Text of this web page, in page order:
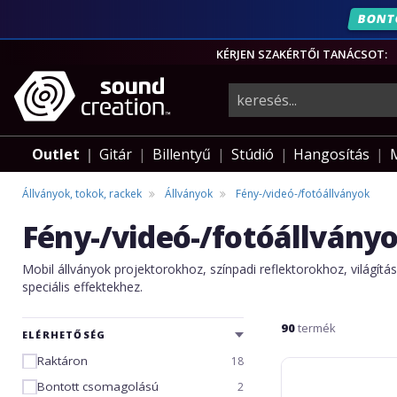
KÉRJEN SZAKÉRTŐI TANÁCSOT:
hangszerek,
pro-
audio
felszerelés
Outlet Gitár Billentyű Stúdió Hangosítás
Állványok, tokok, rackek Állványok Fény-/videó-/fotóállványok
Fény-/videó-/
Mobil állványok projektorokhoz, színpadi reflektorokhoz,
speciális effektekhez.
ELÉRHETŐSÉG
Raktáron 18
Bontott csomagolású 2
90termék
Ultimate